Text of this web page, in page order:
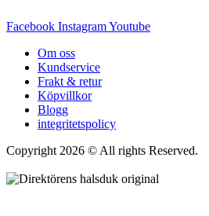
Facebook InstagramYoutube
Om oss
Kundservice
Frakt & retur
Köpvillkor
Blogg
integritetspolicy
Copyright 2026 © All rights Reserved.